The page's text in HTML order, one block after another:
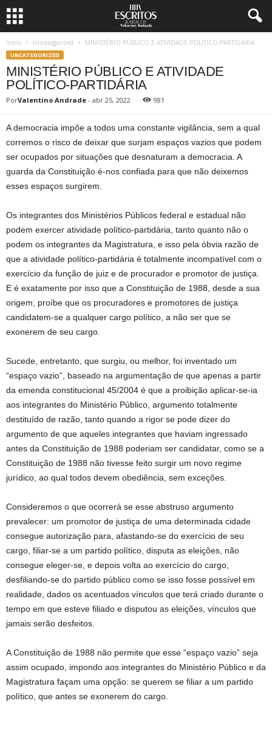
Início Uncategorized MINISTÉRIO PÚBLICO E ATIVIDADE POLÍTICO-PARTIDÁRIA
UNCATEGORIZED
MINISTÉRIO PÚBLICO E ATIVIDADE
POLÍTICO-PARTIDÁRIA
PorValentino Andrade - abr 25, 2022 981
A democracia impõe a todos uma constante vigilância, sem a qual
corremos o risco de deixar que surjam espaços vazios que podem
ser ocupados por situações que desnaturam a democracia. A
guarda da Constituição é-nos confiada para que não deixemos
esses espaços surgirem.
Os integrantes dos Ministérios Públicos federal e estadual não
podem exercer atividade político-partidária, tanto quanto não o
podem os integrantes da Magistratura, e isso pela óbvia razão de
que a atividade político-partidária é totalmente incompatível com o
exercício da função de juiz e de procurador e promotor de justiça.
E é exatamente por isso que a Constituição de 1988, desde a sua
origem, proíbe que os procuradores e promotores de justiça
candidatem-se a qualquer cargo político, a não ser que se
exonerem de seu cargo.
Sucede, entretanto, que surgiu, ou melhor, foi inventado um
“espaço vazio”, baseado na argumentação de que apenas a partir
da emenda constitucional 45/2004 é que a proibição aplicar-se-ia
aos integrantes do Ministério Público, argumento totalmente
destituído de razão, tanto quando a rigor se pode dizer do
argumento de que aqueles integrantes que haviam ingressado
antes da Constituição de 1988 poderiam ser candidatar, como se a
Constituição de 1988 não tivesse feito surgir um novo regime
jurídico, ao qual todos devem obediência, sem exceções.
Consideremos o que ocorrerá se esse abstruso argumento
prevalecer: um promotor de justiça de uma determinada cidade
consegue autorização para, afastando-se do exercício de seu
cargo, filiar-se a um partido político, disputa as eleições, não
consegue eleger-se, e depois volta ao exercício do cargo,
desfiliando-se do partido público como se isso fosse possível em
realidade, dados os acentuados vínculos que terá criado durante o
tempo em que esteve filiado e disputou as eleições, vínculos que
jamais serão desfeitos.
A Constituição de 1988 não permite que esse “espaço vazio” seja
assim ocupado, impondo aos integrantes do Ministério Público e da
Magistratura façam uma opção: se querem se filiar a um partido
político, que antes se exonerem do cargo.